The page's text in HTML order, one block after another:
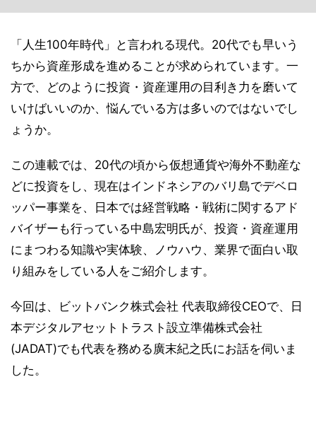
「人生100年時代」と言われる現代。20代でも早いう
ちから資産形成を進めることが求められています。一
方で、どのように投資・資産運用の目利き力を磨いて
いけばいいのか、悩んでいる方は多いのではないでし
ょうか。
この連載では、20代の頃から仮想通貨や海外不動産な
どに投資をし、現在はインドネシアのバリ島でデベロ
ッパー事業を、日本では経営戦略・戦術に関するアド
バイザーも行っている中島宏明氏が、投資・資産運用
にまつわる知識や実体験、ノウハウ、業界で面白い取
り組みをしている人をご紹介します。
今回は、ビットバンク株式会社 代表取締役CEOで、日
本デジタルアセットトラスト設立準備株式会社
(JADAT)でも代表を務める廣末紀之氏にお話を伺いま
した。